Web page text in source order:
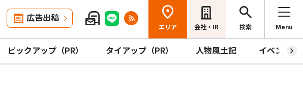
広告出稿
エリア 会社・IR 検索 Menu
ピックアップ（PR） タイアップ（PR） 人物風土記 イベント